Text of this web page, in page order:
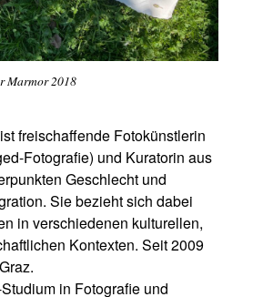
Marmor 2018
freischaffende Fotokünstlerin
Fotografie) und Kuratorin aus
Geschlecht und
Sie bezieht sich dabei
in verschiedenen kulturellen,
Kontexten. Seit 2009
in Fotografie und